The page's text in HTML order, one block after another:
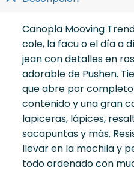
Canopla Mooving
cole, la facu o el día a
jean con detalles en
adorable de Pushen.
que abre por
contenido y una gran
lapiceras, lápices,
sacapuntas y más.
llevar en la mochila y
todo ordenado con